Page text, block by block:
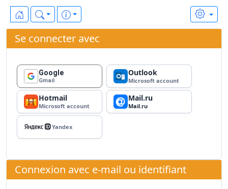
Se connecter avec
Google
Gmail
Outlook
Microsoft account
Hotmail
Microsoft account
Mail.ru
Mail.ru
Yandex ID
Yandex
Connexion avec e-mail ou identifiant